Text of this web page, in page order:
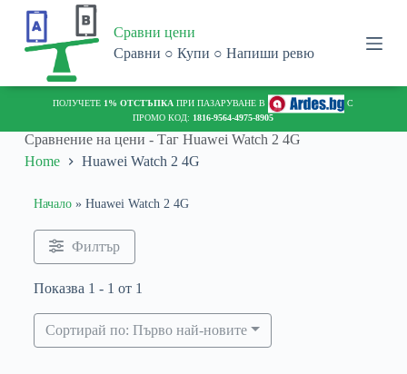
o
Сравни цени
Сравни ○ Купи ○ Напиши ревю
ПОЛУЧЕТЕ 1% ОТСТЪПКА ПРИ ПАЗАРУВАНЕ В
С
ПРОМО КОД: 1816-9564-4975-8905
Сравнение на цени - ТагHuawei Watch 2 4G
Home
Huawei Watch 2 4G
Начало» Huawei Watch 2 4G
Филтър
Показва 1 - 1 от 1
Сортирай по: Първо най-новите